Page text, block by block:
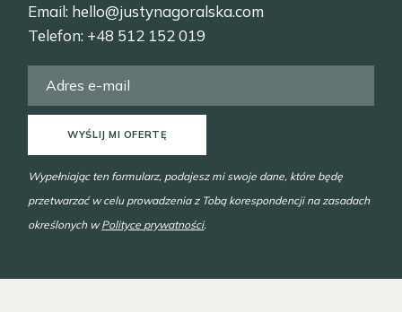
Email: hello@justynagoralska.com
Telefon: +48 512 152 019
WYŚLIJ MI OFERTĘ
Wypełniając ten formularz, podajesz mi swoje dane, które będę
przetwarzać w celu prowadzenia z Tobą korespondencji na zasadach
określonych wPolityce prywatności.